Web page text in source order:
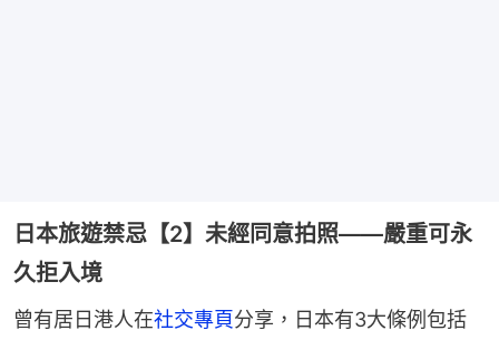
日本旅遊禁忌【2】未經同意拍照——嚴重可永
久拒入境
曾有居日港人在社交專頁分享，日本有3大條例包括